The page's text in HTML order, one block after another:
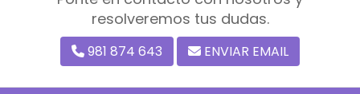
resolveremos tus dudas.
981 874 643 ENVIAR EMAIL